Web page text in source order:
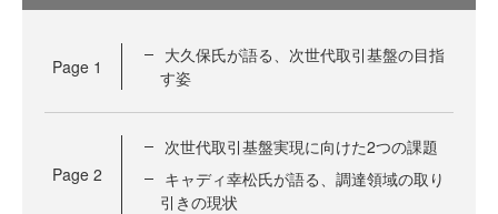
Page 1
大久保氏が語る、次世代取引基盤の目指
す姿
Page 2
次世代取引基盤実現に向けた2つの課題
キャディ幸松氏が語る、調達領域の取り
引きの現状